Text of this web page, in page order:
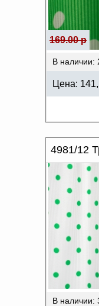
169.00 р
В наличии:
Цена:
4981/12
В наличии: